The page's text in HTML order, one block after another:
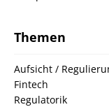
Themen
Aufsicht /
Fintech
Regulatorik